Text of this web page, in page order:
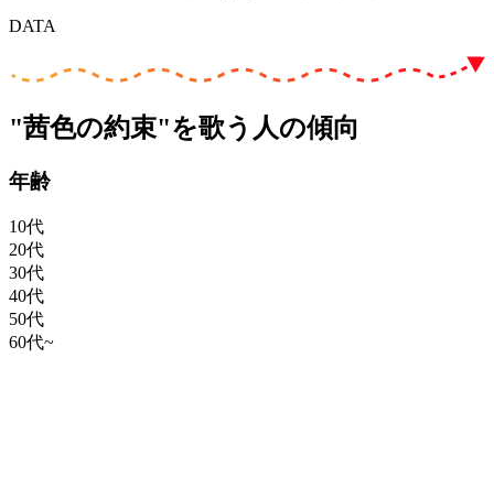
DATA
"茜色の約束"を歌う人の傾向
年齢
10代
20代
30代
40代
50代
60代~